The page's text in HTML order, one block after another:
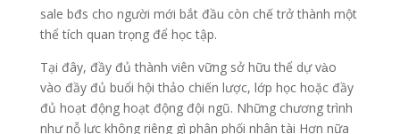
sale bđs cho người mới bắt đầu còn chế trở thành một
thể tích quan trọng để học tập.
Tại đây, đầy đủ thành viên vững sở hữu thể dự vào
vào đầy đủ buổi hội thảo chiến lược, lớp học hoặc đầy
đủ hoạt động hoạt động đội ngũ. Những chương trình
như nỗ lực không riêng gì phân phối nhân tài Hơn nữa